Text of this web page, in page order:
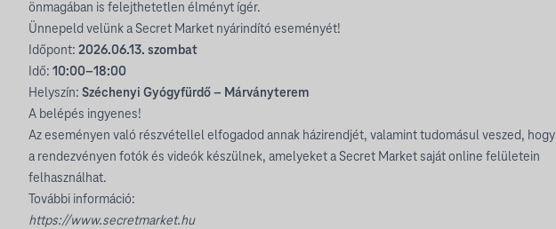
önmagában is felejthetetlen élményt ígér.
Ünnepeld velünk a Secret Market nyárindító eseményét!
Időpont: 2026.06.13. szombat
Idő: 10:00–18:00
Helyszín: Széchenyi Gyógyfürdő – Márványterem
A belépés ingyenes!
Az eseményen való részvétellel elfogadod annak házirendjét, valamint tudomásul veszed, hogy
a rendezvényen fotók és videók készülnek, amelyeket a Secret Market saját online felületein
felhasználhat.
További információ:
https://www.secretmarket.hu